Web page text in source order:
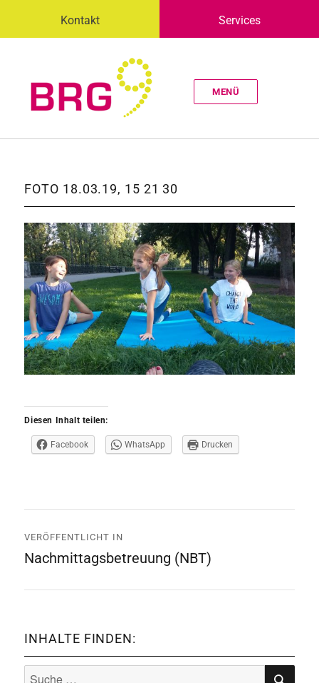
Kontakt Services
MENÜ
FOTO 18.03.19, 15 21 30
Diesen Inhalt teilen:
Facebook WhatsApp Drucken
Navigation
VERÖFFENTLICHT IN
Nachmittagsbetreuung (NBT)
INHALTE FINDEN:
Suche